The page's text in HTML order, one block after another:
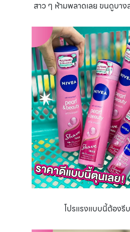
สาว ๆ ห้ามพลาดเลย ขนดูบาง
โปรแรงแบบนี้ต้องรี